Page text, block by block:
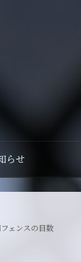
らせ
ェンスの目数